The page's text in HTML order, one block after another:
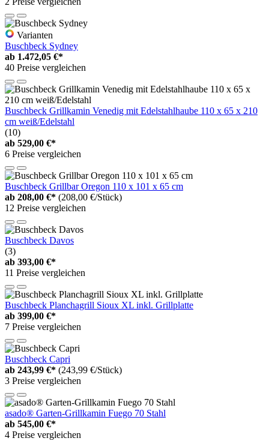
Varianten
Buschbeck Sydney
ab 1.472,05 €*
40 Preise vergleichen
Buschbeck Grillkamin Venedig mit Edelstahlhaube 110 x 65 x 210
cm weiß/Edelstahl
(10)
ab 529,00 €*
6 Preise vergleichen
Buschbeck Grillbar Oregon 110 x 101 x 65 cm
ab 208,00 €* (208,00 €/Stück)
12 Preise vergleichen
Buschbeck Davos
(3)
ab 393,00 €*
11 Preise vergleichen
Buschbeck Planchagrill Sioux XL inkl. Grillplatte
ab 399,00 €*
7 Preise vergleichen
Buschbeck Capri
ab 243,99 €* (243,99 €/Stück)
3 Preise vergleichen
asado® Garten-Grillkamin Fuego 70 Stahl
ab 545,00 €*
4 Preise vergleichen